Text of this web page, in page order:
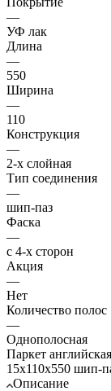
—
УФ лак
Длина
—
550
Ширина
—
110
Конструкция
—
2-х слойная
Тип соединения
—
шип-паз
Фаска
—
с 4-х сторон
Акция
—
Нет
Количество полос
—
Однополосная
Паркет
15х110х550 шип-
Описание